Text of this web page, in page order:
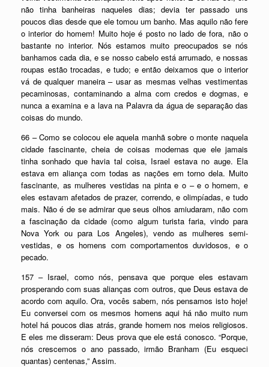
não tinha banheiras naqueles dias; devia ter passado uns
poucos dias desde que ele tomou um banho. Mas aquilo não fere
o interior do homem! Muito hoje é posto no lado de fora, não o
bastante no interior. Nós estamos muito preocupados se nós
banhamos cada dia, e se nosso cabelo está arrumado, e nossas
roupas estão trocadas, e tudo; e então deixamos que o interior
vá de qualquer maneira – usar as mesmas velhas vestimentas
pecaminosas, contaminando a alma com credos e dogmas, e
nunca a examina e a lava na Palavra da água de separação das
coisas do mundo.
66 – Como se colocou ele aquela manhã sobre o monte naquela
cidade fascinante, cheia de coisas modernas que ele jamais
tinha sonhado que havia tal coisa, Israel estava no auge. Ela
estava em aliança com todas as nações em torno dela. Muito
fascinante, as mulheres vestidas na pinta e o – e o homem, e
eles estavam afetados de prazer, correndo, e olimpíadas, e tudo
mais. Não é de se admirar que seus olhos amiudaram, não com
a fascinação da cidade (como algum turista faria, vindo para
Nova York ou para Los Angeles), vendo as mulheres semi-
vestidas, e os homens com comportamentos duvidosos, e o
pecado.
157 – Israel, como nós, pensava que porque eles estavam
prosperando com suas alianças com outros, que Deus estava de
acordo com aquilo. Ora, vocês sabem, nós pensamos isto hoje!
Eu conversei com os mesmos homens aqui há não muito num
hotel há poucos dias atrás, grande homem nos meios religiosos.
E eles me disseram: Deus prova que ele está conosco. “Porque,
nós crescemos o ano passado, irmão Branham (Eu esqueci
quantas) centenas,” Assim.